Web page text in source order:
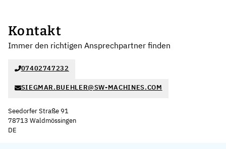
Kontakt
Immer den richtigen Ansprechpartner finden
07402747232
SIEGMAR.BUEHLER@SW-MACHINES.COM
Seedorfer Straße 91
78713 Waldmössingen
DE